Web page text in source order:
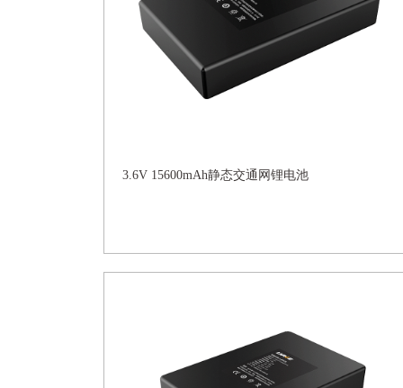
3.6V 15600mAh静态交通网锂电池